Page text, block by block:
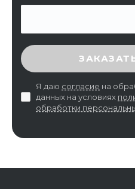
ВВЕДИТЕ ПРОВЕРОЧНЫЙ
Я даю согласие на
данных на условиях
обработки